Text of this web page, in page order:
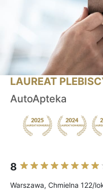
LAUREAT
AutoApteka
8
Warszawa, Chmielna 122/